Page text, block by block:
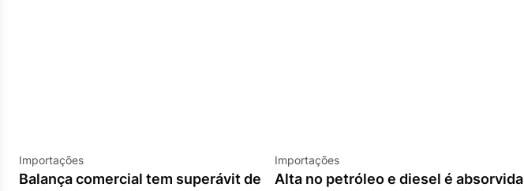
Importações
Balança comercial tem superávit de
Importações
Alta no petróleo e diesel é absorvida